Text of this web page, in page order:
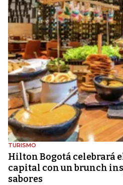
TURISMO
Hilton Bogotá celebrará
capital con un brunch
sabores